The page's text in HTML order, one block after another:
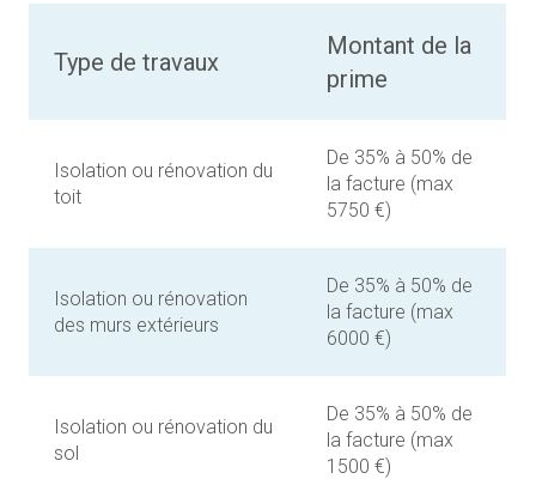
Type de travaux
Montant de la
prime
Isolation ou rénovation du
toit
De 35% à 50% de
la facture (max
5750 €)
Isolation ou rénovation
des murs extérieurs
De 35% à 50% de
la facture (max
6000 €)
Isolation ou rénovation du
sol
De 35% à 50% de
la facture (max
1500 €)